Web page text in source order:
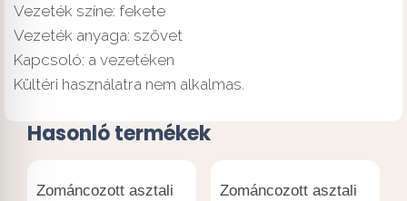
Vezeték színe: fekete
Vezeték anyaga: szövet
Kapcsoló: a vezetéken
Kültéri használatra nem alkalmas.
Hasonló termékek
Zománcozott asztali
Zománcozott asztali